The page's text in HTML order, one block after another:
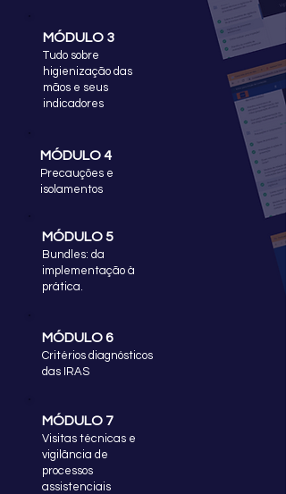
MÓDULO 3
Tudo sobre
higienização das
mãos e seus
indicadores
MÓDULO 4
Precauções e
isolamentos
MÓDULO 5
Bundles: da
implementação à
prática.
MÓDULO 6
Critérios diagnósticos
das IRAS
MÓDULO 7
Visitas técnicas e
vigilância de
processos
assistenciais